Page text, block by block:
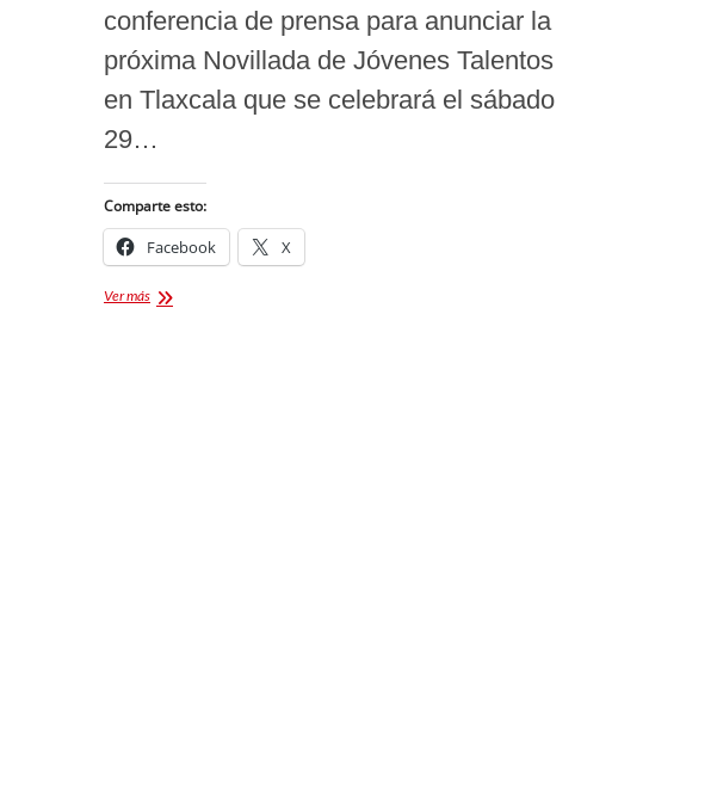
conferencia de prensa para anunciar la
próxima Novillada de Jóvenes Talentos
en Tlaxcala que se celebrará el sábado
29…
Comparte esto:
Facebook X
Ver másGran